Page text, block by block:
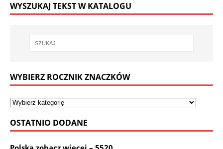
WYSZUKAJ TEKST W KATALOGU
WYBIERZ ROCZNIK ZNACZKÓW
OSTATNIO DODANE